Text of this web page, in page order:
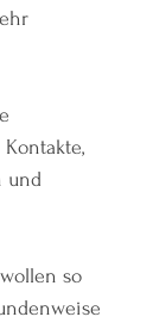
und
so